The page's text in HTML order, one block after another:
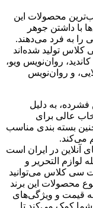
محصولات این
با داشتن جوهر
را به فرد می‌دهند.
تولید شده‌اند
روان‌نویس ویو،
و روان‌نویس
فشرده، به دلیل
عالی برای
بسته بندی مناسب
می‌کند.
آنلاین در ایران است
لوازم التحریر و
سی کلاس می‌توانید
محصولات این برند
قیمت و ویژگی‌های